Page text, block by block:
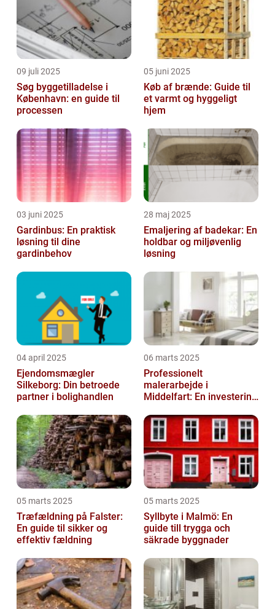
09 juli 2025
Søg byggetilladelse i
København: en guide til
processen
05 juni 2025
Køb af brænde: Guide til
et varmt og hyggeligt
hjem
03 juni 2025
Gardinbus: En praktisk
løsning til dine
gardinbehov
28 maj 2025
Emaljering af badekar: En
holdbar og miljøvenlig
løsning
04 april 2025
Ejendomsmægler
Silkeborg: Din betroede
partner i bolighandlen
06 marts 2025
Professionelt
malerarbejde i
Middelfart: En investering
05 marts 2025
Træfældning på Falster:
En guide til sikker og
effektiv fældning
05 marts 2025
Syllbyte i Malmö: En
guide till trygga och
säkrade byggnader